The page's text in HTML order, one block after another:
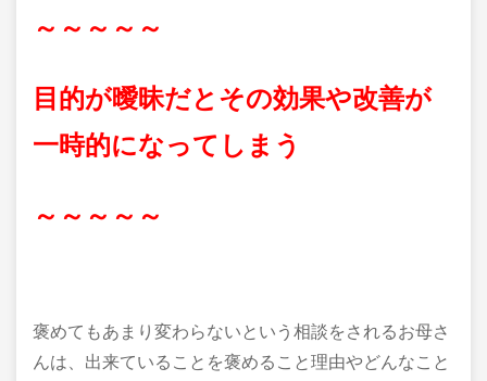
～～～～～
目的が曖昧だとその効果や改善が
一時的になってしまう
～～～～～
褒めてもあまり変わらないという相談をされるお母さ
んは、出来ていることを褒めること理由やどんなこと